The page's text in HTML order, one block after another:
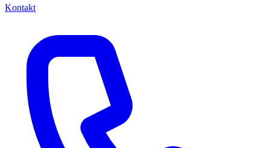
Kontakt